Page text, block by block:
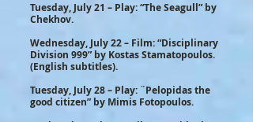
Tuesday, July 21 – Play: “The Seagull” by
Chekhov.
Wednesday, July 22 – Film: “Disciplinary
Division 999” by Kostas Stamatopoulos.
(English subtitles).
Tuesday, July 28 – Play: ¨Pelopidas the
good citizen” by Mimis Fotopoulos.